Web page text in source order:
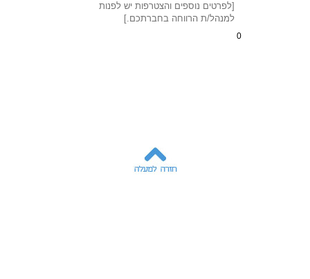
[לפרטים נוספים והצטרפות יש לפנות
למנהל/ת הרווחה בחברתכם.]
0